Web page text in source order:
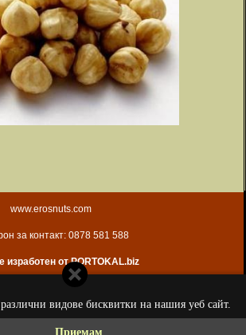
видове бисквитки на нашия уеб сайт.
Приемам
www.erosnuts.com
за контакт: 0878 581 588
изработен от PORTOKAL.biz